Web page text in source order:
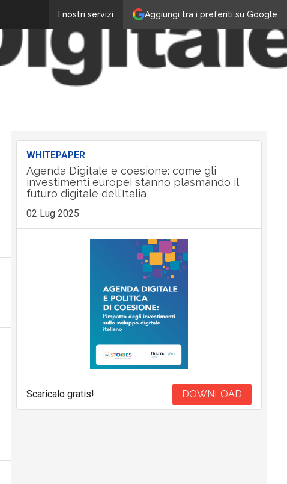
Aggiungi tra i preferiti su Google
I nostri servizi
WHITEPAPER
Agenda Digitale e coesione: come gli
investimenti europei stanno plasmando il
futuro digitale dell’Italia
02 Lug 2025
Scaricalo gratis! DOWNLOAD